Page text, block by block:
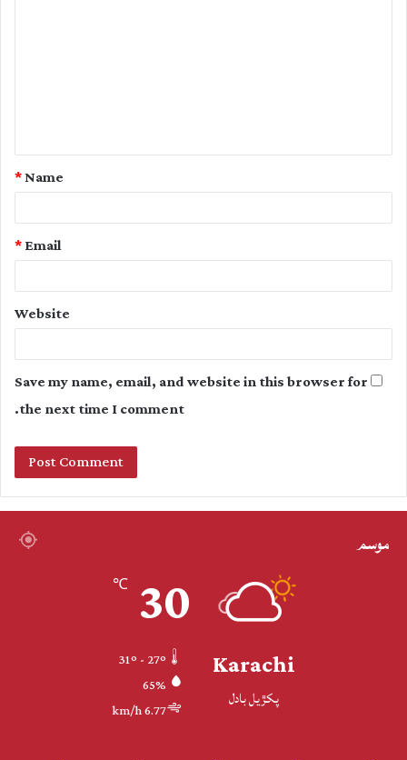
t
Name
*
Email
*
Website
Save my name, email, and website in this browser for
the next time I comment.
موسم
Karachi
پکڙيل بادل
30
℃
65%
6.77 km/h